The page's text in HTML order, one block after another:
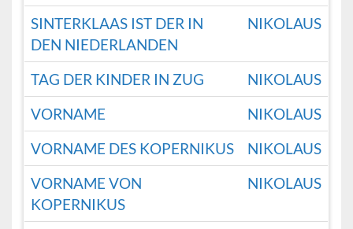
SINTERKLAAS IST DER IN
DEN NIEDERLANDEN
NIKOLAUS
TAG DER KINDER IN ZUG
NIKOLAUS
VORNAME
NIKOLAUS
VORNAME DES KOPERNIKUS
NIKOLAUS
VORNAME VON
KOPERNIKUS
NIKOLAUS